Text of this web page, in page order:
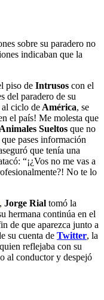
sobre su paradero no
indicaban que la
piso de Intrusos con el
del paradero de su
al ciclo de América, se
el país! Me molesta que
Animales Sueltos que no
pases información
que tenía una
“¡¿Vos no me vas a
No te lo
, Jorge Rial tomó la
hermana continúa en el
de que aparezca junto a
su cuenta de Twitter, la
reflejaba con su
al conductor y despejó